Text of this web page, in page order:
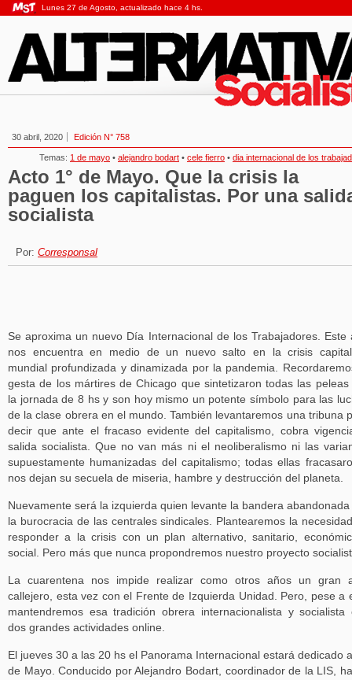
Lunes 27 de Agosto, actualizado hace 4 hs.
30 abril, 2020 Edición N° 758
Temas: 1 de mayo • alejandro bodart • cele fierro • dia internacional de los
Acto 1° de Mayo. Que la crisis la
paguen los capitalistas. Por una
socialista
Por: Corresponsal
Se aproxima un nuevo Día Internacional de los Trabajadores. Este
nos encuentra en medio de un nuevo salto en la crisis
mundial profundizada y dinamizada por la pandemia.
gesta de los mártires de Chicago que sintetizaron todas las peleas
la jornada de 8 hs y son hoy mismo un potente símbolo para las
de la clase obrera en el mundo. También levantaremos una tribuna
decir que ante el fracaso evidente del capitalismo, cobra
salida socialista. Que no van más ni el neoliberalismo ni las
supuestamente humanizadas del capitalismo; todas ellas
nos dejan su secuela de miseria, hambre y destrucción del planeta.
Nuevamente será la izquierda quien levante la bandera
la burocracia de las centrales sindicales. Plantearemos la
responder a la crisis con un plan alternativo, sanitario,
social. Pero más que nunca propondremos nuestro proyecto
La cuarentena nos impide realizar como otros años un gran
callejero, esta vez con el Frente de Izquierda Unidad. Pero, pese a
mantendremos esa tradición obrera internacionalista y socialista
dos grandes actividades online.
El jueves 30 a las 20 hs el Panorama Internacional estará dedicado
de Mayo. Conducido por Alejandro Bodart, coordinador de la LIS,